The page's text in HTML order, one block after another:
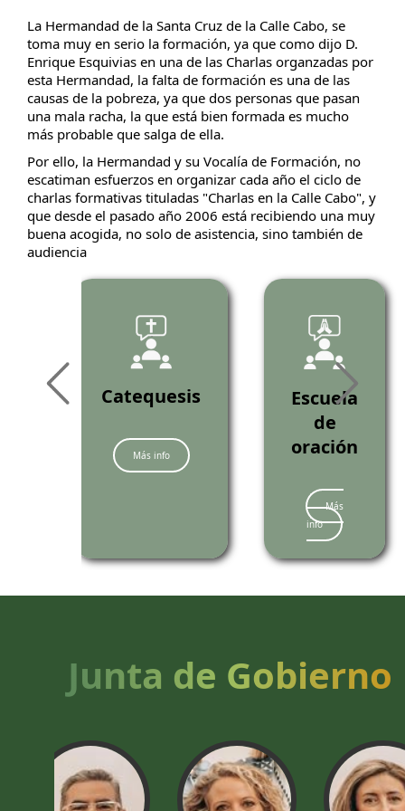
La Hermandad de la Santa Cruz de la Calle Cabo, se
toma muy en serio la formación, ya que como dijo D.
Enrique Esquivias en una de las Charlas organzadas por
esta Hermandad, la falta de formación es una de las
causas de la pobreza, ya que dos personas que pasan
una mala racha, la que está bien formada es mucho
más probable que salga de ella.
Por ello, la Hermandad y su Vocalía de Formación, no
escatiman esfuerzos en organizar cada año el ciclo de
charlas formativas tituladas "Charlas en la Calle Cabo", y
que desde el pasado año 2006 está recibiendo una muy
buena acogida, no solo de asistencia, sino también de
audiencia
Catequesis
Más info
Escuela
de
oración
Más
info
Junta de Gobierno